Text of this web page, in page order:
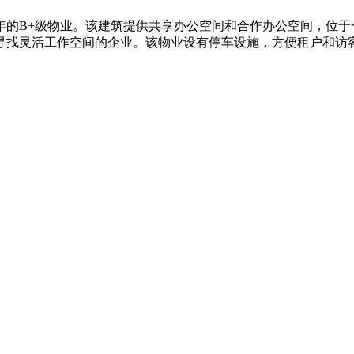
B+级物业。该建筑提供共享办公空间和合作办公空间，位
灵活工作空间的企业。该物业设有停车设施，方便租户和